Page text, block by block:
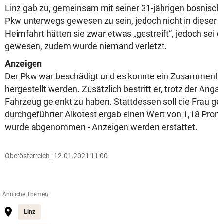
Linz gab zu, gemeinsam mit seiner 31-jährigen
Pkw unterwegs gewesen zu sein, jedoch nicht in
Heimfahrt hätten sie zwar etwas „gestreift“, jedoch
gewesen, zudem wurde niemand verletzt.
Anzeigen
Der Pkw war beschädigt und es konnte ein
hergestellt werden. Zusätzlich bestritt er, trotz der
Fahrzeug gelenkt zu haben. Stattdessen soll die Frau
durchgeführter Alkotest ergab einen Wert von 1,18
wurde abgenommen - Anzeigen werden erstattet.
Oberösterreich 12.01.2021 11:00
Ähnliche Themen
Linz